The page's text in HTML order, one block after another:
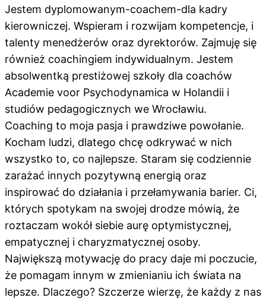
Jestem dyplomowanym-coachem-dla kadry
kierowniczej. Wspieram i rozwijam kompetencje, i
talenty menedżerów oraz dyrektorów. Zajmuję się
również coachingiem indywidualnym. Jestem
absolwentką prestiżowej szkoły dla coachów
Academie voor Psychodynamica w Holandii i
studiów pedagogicznych we Wrocławiu.
Coaching to moja pasja i prawdziwe powołanie.
Kocham ludzi, dlatego chcę odkrywać w nich
wszystko to, co najlepsze. Staram się codziennie
zarażać innych pozytywną energią oraz
inspirować do działania i przełamywania barier. Ci,
których spotykam na swojej drodze mówią, że
roztaczam wokół siebie aurę optymistycznej,
empatycznej i charyzmatycznej osoby.
Największą motywację do pracy daje mi poczucie,
że pomagam innym w zmienianiu ich świata na
lepsze. Dlaczego? Szczerze wierzę, że każdy z nas